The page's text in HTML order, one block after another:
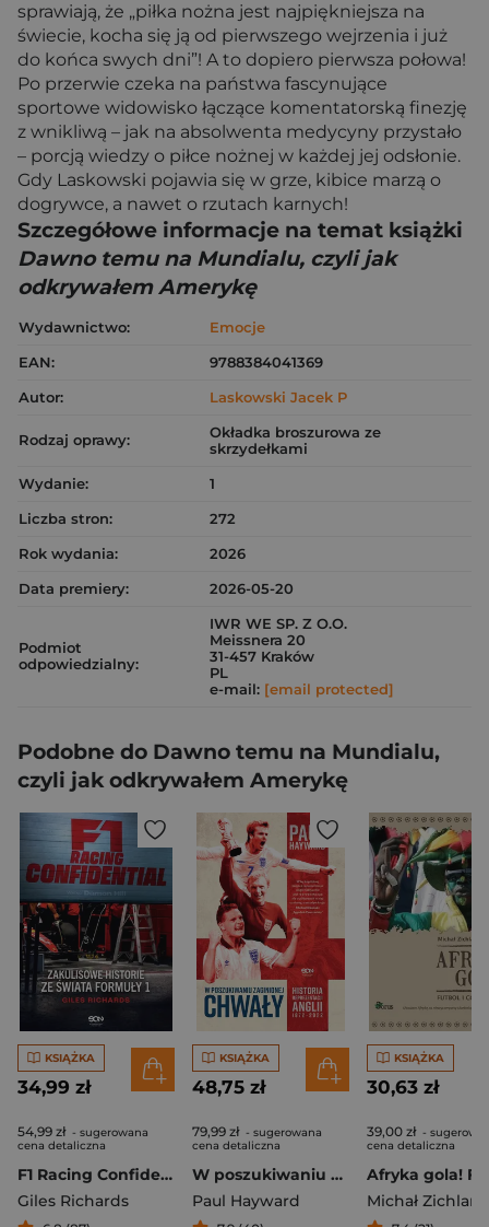
sprawiają, że „piłka nożna jest najpiękniejsza na
świecie, kocha się ją od pierwszego wejrzenia i już
do końca swych dni”! A to dopiero pierwsza połowa!
Po przerwie czeka na państwa fascynujące
sportowe widowisko łączące komentatorską finezję
z wnikliwą – jak na absolwenta medycyny przystało
– porcją wiedzy o piłce nożnej w każdej jej odsłonie.
Gdy Laskowski pojawia się w grze, kibice marzą o
dogrywce, a nawet o rzutach karnych!
Szczegółowe informacje na temat książki
Dawno temu na Mundialu, czyli jak
odkrywałem Amerykę
Wydawnictwo:
Emocje
EAN:
9788384041369
Autor:
Laskowski Jacek P
Rodzaj oprawy:
Okładka broszurowa ze
skrzydełkami
Wydanie:
1
Liczba stron:
272
Rok wydania:
2026
Data premiery:
2026-05-20
Podmiot
odpowiedzialny:
IWR WE SP. Z O.O.
Meissnera 20
31-457 Kraków
PL
e-mail: [email protected]
Podobne do Dawno temu na Mundialu,
czyli jak odkrywałem Amerykę
KSIĄŻKA
34,99 zł
54,99 zł - sugerowana
cena detaliczna
F1 Racing Confidential. Zakulisowe historie ze świata Formuły 1
Giles Richards
KSIĄŻKA
48,75 zł
79,99 zł - sugerowana
cena detaliczna
W poszukiwaniu zaginionej chwały. Historia reprezentacji Anglii 1872-2022
Paul Hayward
KSIĄŻKA
30,63 zł
39,00 zł -
cena detaliczna
Michał Zichlarz